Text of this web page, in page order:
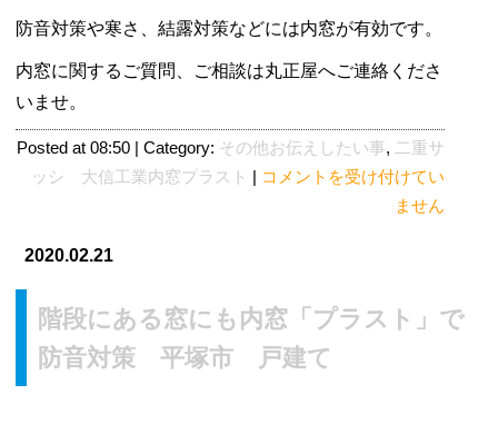
防音対策や寒さ、結露対策などには内窓が有効です。
内窓に関するご質問、ご相談は丸正屋へご連絡くださ
いませ。
Posted at 08:50 | Category: その他お伝えしたい事, 二重サ
ッシ 大信工業内窓プラスト
上
に
内
コメントを受け付けてい
ません
2020.02.21
階段にある窓にも内窓「プラスト」で
防音対策 平塚市 戸建て